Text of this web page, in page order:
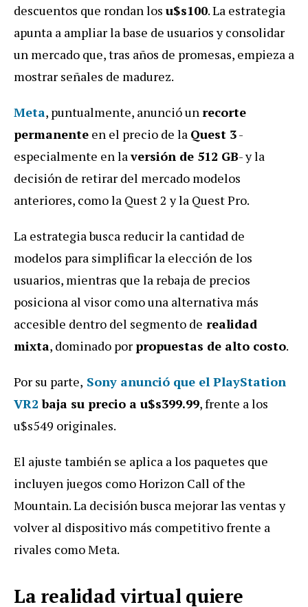
descuentos que rondan los u$s100. La estrategia
apunta a ampliar la base de usuarios y consolidar
un mercado que, tras años de promesas, empieza a
mostrar señales de madurez.
Meta, puntualmente, anunció unrecorte
permanente en el precio de la Quest 3-
especialmente en laversión de 512 GB- y la
decisión de retirar del mercado modelos
anteriores, como la Quest 2 y la Quest Pro.
La estrategia busca reducir la cantidad de
modelos para simplificar la elección de los
usuarios, mientras que la rebaja de precios
posiciona al visor como una alternativa más
accesible dentro del segmento de realidad
mixta, dominado porpropuestas de alto costo.
Por su parte, Sony anunció que el PlayStation
VR2 baja su precio a u$s399.99, frente a los
u$s549 originales.
El ajuste también se aplica a los paquetes que
incluyen juegos como Horizon Call of the
Mountain. La decisión busca mejorar las ventas y
volver al dispositivo más competitivo frente a
rivales como Meta.
La realidad virtual quiere